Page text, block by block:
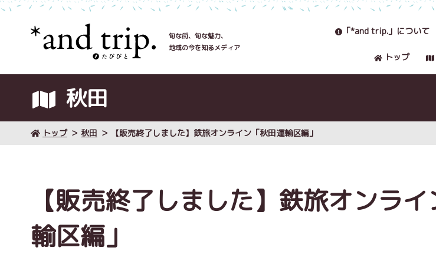
旬な街、旬な魅力、
地域の今を知るメディア
「*and trip.」について
トップ
秋田
トップ 秋田 【販売終了しました】鉄旅オンライン「秋田運輸区編」
【販売終了しました】鉄旅オンラ
輸区編」